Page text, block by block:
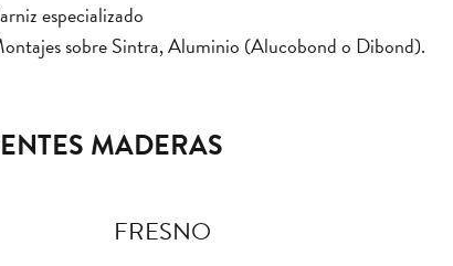
especializado
sobre Sintra, Aluminio (Alucobond o Dibond).
MADERAS
FRESNO